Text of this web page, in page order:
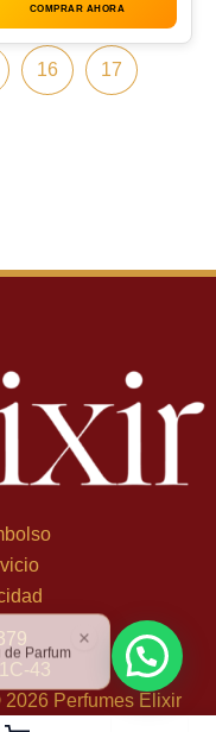
COMPRAR AHORA
16 17
43
Perfumes Elixir
de Parfum
×